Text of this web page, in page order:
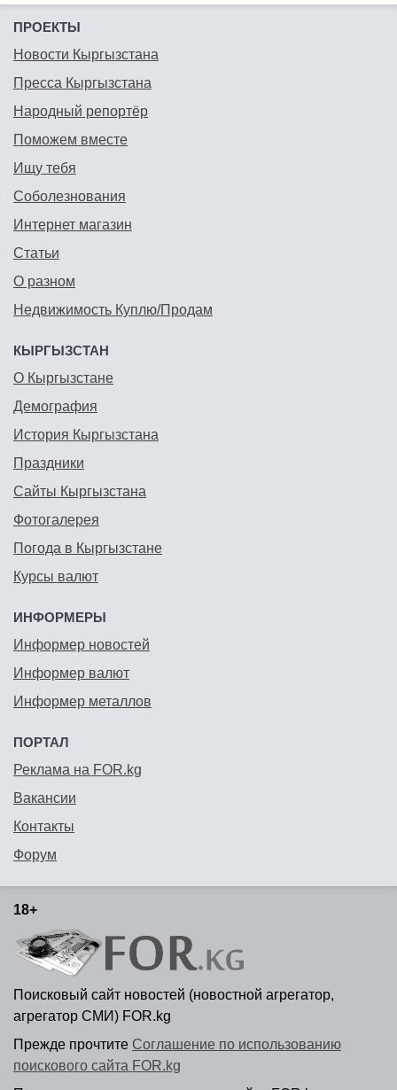
ПРОЕКТЫ
Новости Кыргызстана
Пресса Кыргызстана
Народный репортёр
Поможем вместе
Ищу тебя
Соболезнования
Интернет магазин
Статьи
О разном
Недвижимость Куплю/Продам
КЫРГЫЗСТАН
О Кыргызстане
Демография
История Кыргызстана
Праздники
Сайты Кыргызстана
Фотогалерея
Погода в Кыргызстане
Курсы валют
ИНФОРМЕРЫ
Информер новостей
Информер валют
Информер металлов
ПОРТАЛ
Реклама на FOR.kg
Вакансии
Контакты
Форум
18+
Поисковый сайт новостей (новостной агрегатор,
агрегатор СМИ) FOR.kg
Прежде прочтите Соглашение по использованию
поискового сайта FOR.kg